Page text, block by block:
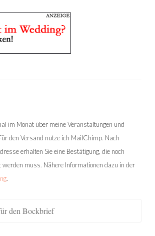
im Monat über meine Veranstaltungen und
den Versand nutze ich MailChimp. Nach
erhalten Sie eine Bestätigung, die noch
muss. Nähere Informationen dazu in der
.